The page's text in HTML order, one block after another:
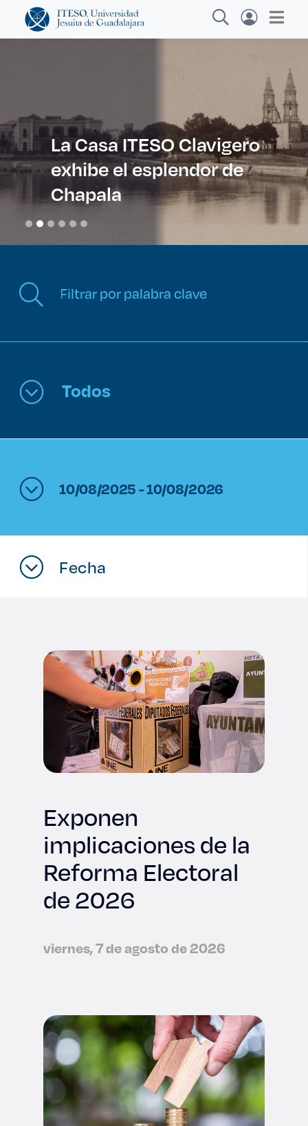
Explora sitios web, programas académicos,
actividades y noticias
Diplomados y Curs
Enlaces de interés
Becas
Derecho
Lo más buscado
Prepa ITESO
Sustentabilidad
La Casa ITESO Clavigero
exhibe el esplendor de
Chapala
Todos
10/08/2025 - 10/08/2026
Fecha
Exponen
implicaciones de la
Reforma Electoral
de 2026
viernes, 7 de agosto de 2026